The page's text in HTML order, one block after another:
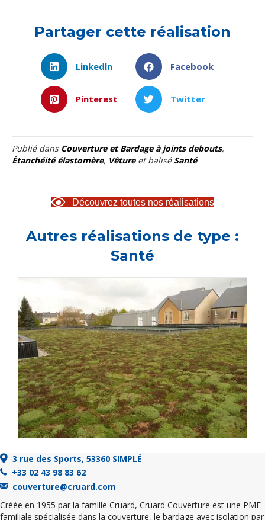
Partager cette réalisation
Linkedln Facebook
Pinterest Twitter
Publié dans Couverture et Bardage à joints debouts,
Étanchéité élastomère, Vêtureet baliséSanté
Découvrez toutes nos réalisations
Autres réalisations de type :
Santé
3 rue des Sports, 53360 SIMPLÉ
+33 02 43 98 83 62
couverture@cruard.com
Créée en 1955 par la famille Cruard, Cruard Couverture est une PME
familiale spécialisée dans la couverture, le bardage avec isolation par